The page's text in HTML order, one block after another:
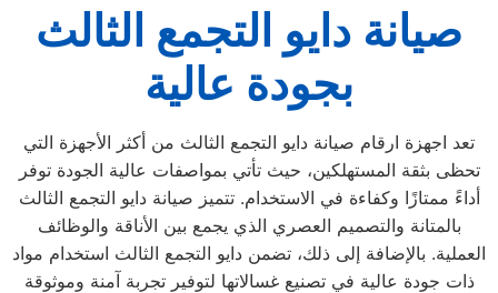
صيانة دايو التجمع الثالث
بجودة عالية
تعد اجهزة ارقام صيانة دايو التجمع الثالث من أكثر الأجهزة التي
تحظى بثقة المستهلكين، حيث تأتي بمواصفات عالية الجودة توفر
أداءً ممتازًا وكفاءة في الاستخدام. تتميز صيانة دايو التجمع الثالث
بالمتانة والتصميم العصري الذي يجمع بين الأناقة والوظائف
العملية. بالإضافة إلى ذلك، تضمن دايو التجمع الثالث استخدام مواد
ذات جودة عالية في تصنيع غسالاتها لتوفير تجربة آمنة وموثوقة